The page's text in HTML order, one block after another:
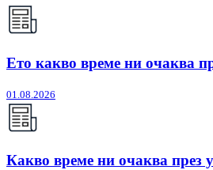
Ето какво време ни очаква
01.08.2026
Какво време ни очаква през